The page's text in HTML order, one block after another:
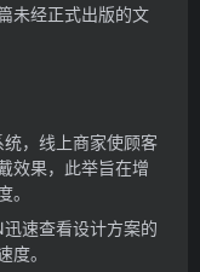
未经正式出版的文
，线上商家使顾客
效果，此举旨在增
。
速查看设计方案的
度。